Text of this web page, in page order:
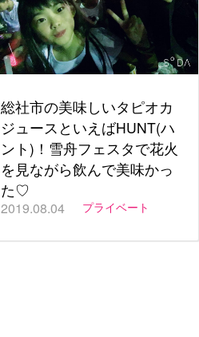
総社市の美味しいタピオカ
ジュースといえばHUNT(ハ
ント)！雪舟フェスタで花火
を見ながら飲んで美味かっ
た♡
2019.08.04 プライベート